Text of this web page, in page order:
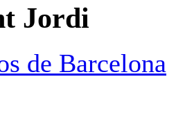
Jordi
de Barcelona